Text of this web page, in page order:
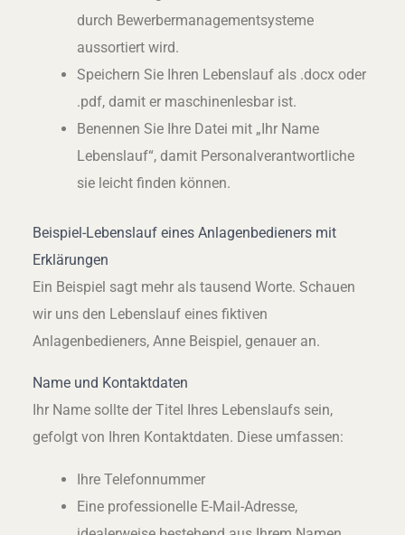
durch Bewerbermanagementsysteme
aussortiert wird.
Speichern Sie Ihren Lebenslauf als .docx oder
.pdf, damit er maschinenlesbar ist.
Benennen Sie Ihre Datei mit „Ihr Name
Lebenslauf“, damit Personalverantwortliche
sie leicht finden können.
Beispiel-Lebenslauf eines Anlagenbedieners mit
Erklärungen
Ein Beispiel sagt mehr als tausend Worte. Schauen
wir uns den Lebenslauf eines fiktiven
Anlagenbedieners, Anne Beispiel, genauer an.
Name und Kontaktdaten
Ihr Name sollte der Titel Ihres Lebenslaufs sein,
gefolgt von Ihren Kontaktdaten. Diese umfassen:
Ihre Telefonnummer
Eine professionelle E-Mail-Adresse,